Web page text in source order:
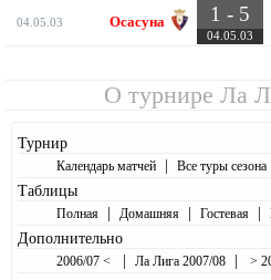
04.05.03 Осасуна 1 - 5
04.05.03
О турнире Ла
Турнир
Календарь матчей | Все туры сезона
Таблицы
Полная | Домашняя | Гостевая |
Дополнительно
2006/07 < | Ла Лига 2007/08 | >